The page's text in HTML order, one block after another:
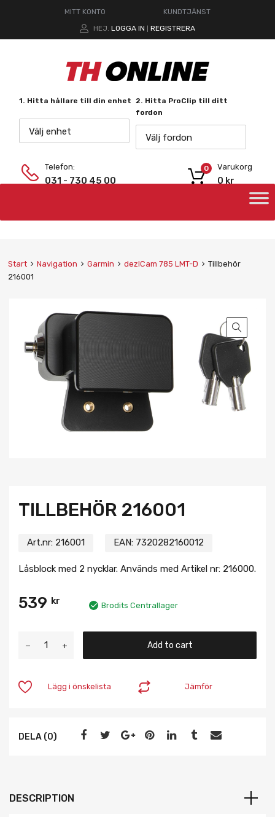
MITT KONTO
KUNDTJÄNST
HEJ. LOGGA IN REGISTRERA
1. Hitta hållare till din enhet
Välj enhet
2. Hitta ProClip till ditt
fordon
Välj fordon
Telefon:
031 - 730 45 00
Varukorg
0 kr
0
Start Navigation Garmin dezlCam 785 LMT-D
Tillbehör
216001
TILLBEHÖR 216001
Art.nr: 216001 EAN: 7320282160012
Låsblock med 2 nycklar. Används med Artikel nr: 216000.
539 kr Brodits Centrallager
Add to cart
Jämför
Lägg i önskelista
DELA (0)
DESCRIPTION